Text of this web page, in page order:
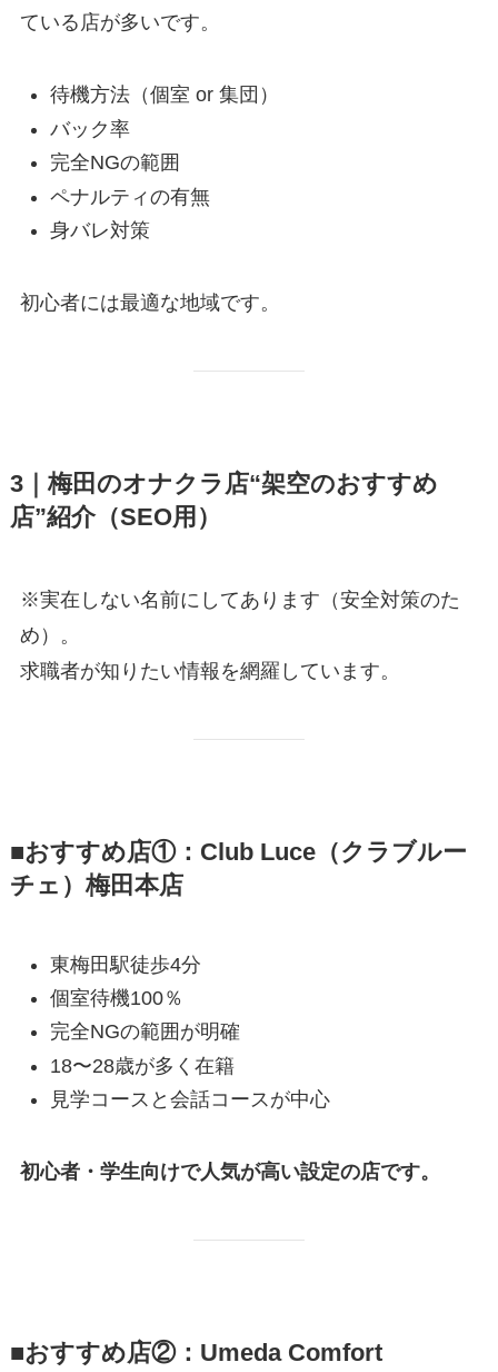
ている店が多いです。
待機方法（個室 or 集団）
バック率
完全NGの範囲
ペナルティの有無
身バレ対策
初心者には最適な地域です。
3｜梅田のオナクラ店“架空のおすすめ
店”紹介（SEO用）
※実在しない名前にしてあります（安全対策のた
め）。
求職者が知りたい情報を網羅しています。
■おすすめ店①：Club Luce（クラブルー
チェ）梅田本店
東梅田駅徒歩4分
個室待機100％
完全NGの範囲が明確
18〜28歳が多く在籍
見学コースと会話コースが中心
初心者・学生向けで人気が高い設定の店です。
■おすすめ店②：Umeda Comfort